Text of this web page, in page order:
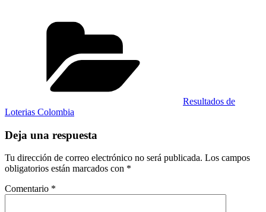
Resultados de
Loterias Colombia
Deja una respuesta
Tu dirección de correo electrónico no será publicada. Los campos
obligatorios están marcados con *
Comentario *